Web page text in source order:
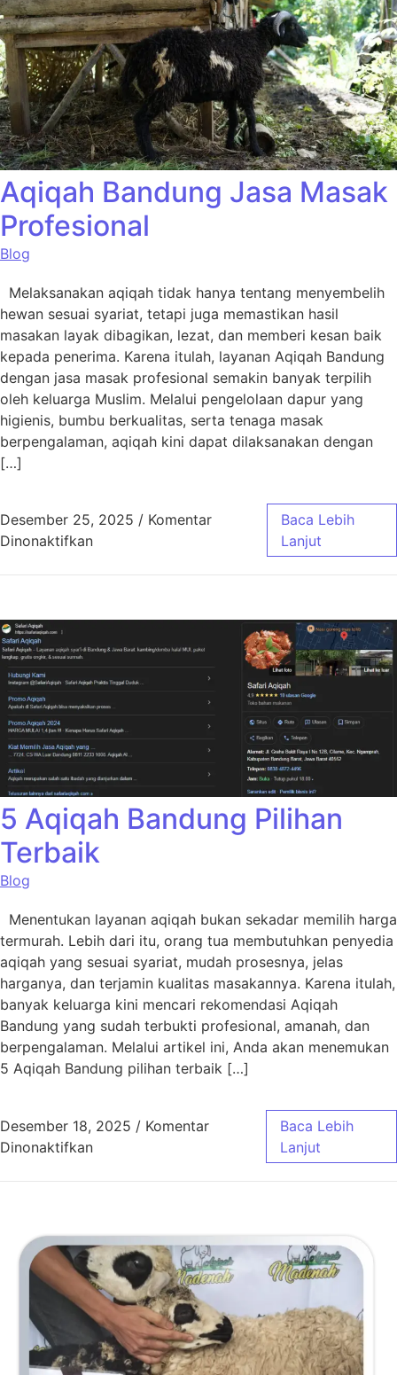
Aqiqah Bandung Jasa Masak
Profesional
Blog
Melaksanakan aqiqah tidak hanya tentang menyembelih
hewan sesuai syariat, tetapi juga memastikan hasil
masakan layak dibagikan, lezat, dan memberi kesan baik
kepada penerima. Karena itulah, layanan Aqiqah Bandung
dengan jasa masak profesional semakin banyak terpilih
oleh keluarga Muslim. Melalui pengelolaan dapur yang
higienis, bumbu berkualitas, serta tenaga masak
berpengalaman, aqiqah kini dapat dilaksanakan dengan
[…]
Desember 25, 2025 / Komentar
Dinonaktifkanpada Aqiqah Bandung Jasa Masak
Baca Lebih
Lanjut
5 Aqiqah Bandung Pilihan
Terbaik
Blog
Menentukan layanan aqiqah bukan sekadar memilih harga
termurah. Lebih dari itu, orang tua membutuhkan penyedia
aqiqah yang sesuai syariat, mudah prosesnya, jelas
harganya, dan terjamin kualitas masakannya. Karena itulah,
banyak keluarga kini mencari rekomendasi Aqiqah
Bandung yang sudah terbukti profesional, amanah, dan
berpengalaman. Melalui artikel ini, Anda akan menemukan
5 Aqiqah Bandung pilihan terbaik […]
Desember 18, 2025 / Komentar
Dinonaktifkanpada 5 Aqiqah Bandung Pilihan Terbaik
Baca Lebih
Lanjut